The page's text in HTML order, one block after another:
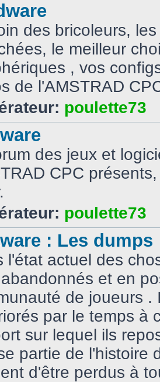
des bricoleurs,
le meilleur
, vos
de l'AMSTRAD
poulette73
des jeux et
CPC
poulette73
: Les dumps
l'état actuel des
et en
de joueurs .
par le temps à
sur lequel ils
partie de l'histoire
d'être perdus à